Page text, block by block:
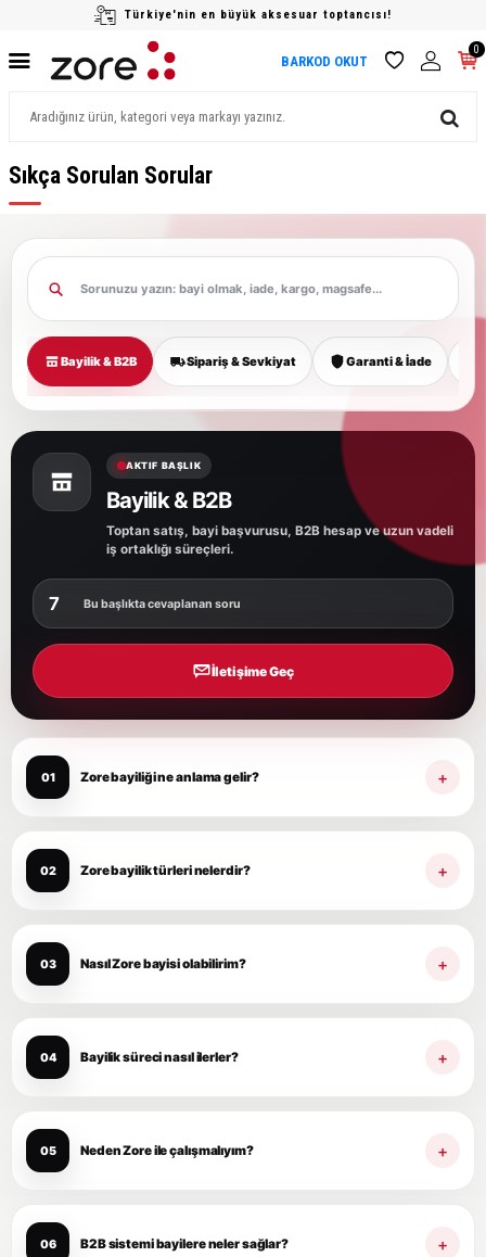
Türkiye'nin en büyük aksesuar toptancısı!
BARKOD OKUT
0
Sıkça Sorulan Sorular